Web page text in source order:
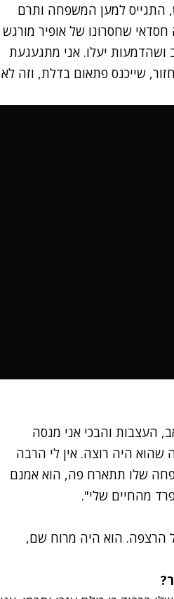
התגייס למען המשפחה ותרם
שחסרונו של אופיר מורגש
יעלו. אני מתגעגעת
שייכנס פתאום בדלת, וזה לא
העצבות והבכי אני מנסה
שהוא היה רוצה. אין לי הרבה
שלו תתארח פה, הוא אמנם
מהחיים שלי".
הרצפה. הוא היה מרוח שם,